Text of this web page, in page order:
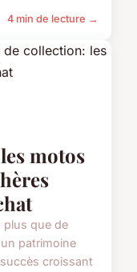
4 min de lecture →
motos
plus que de
patrimoine
croissant